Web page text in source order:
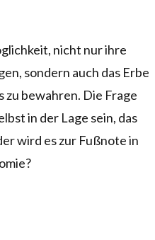
nicht nur ihre
sondern auch das Erbe
bewahren. Die Frage
in der Lage sein, das
wird es zur Fußnote in